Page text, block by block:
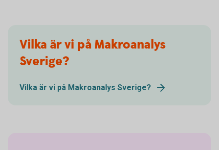
Vilka är vi på Makroanalys
Sverige?
Vilka är vi på Makroanalys Sverige?